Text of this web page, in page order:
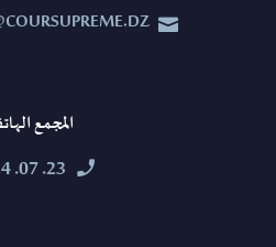


المجمع


23. 07. 24. 023